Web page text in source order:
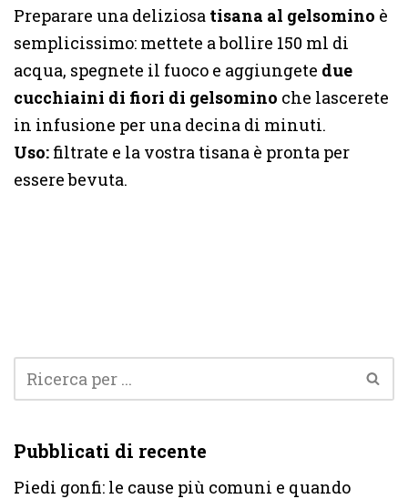
Preparare una deliziosa tisana al gelsomino è
semplicissimo: mettete a bollire 150 ml di
acqua, spegnete il fuoco e aggiungete due
cucchiaini di fiori di gelsomino che lascerete
in infusione per una decina di minuti.
Uso: filtrate e la vostra tisana è pronta per
essere bevuta.
Pubblicati di recente
Piedi gonfi: le cause più comuni e quando